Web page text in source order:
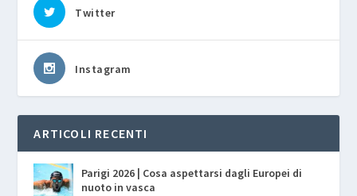
Twitter
Instagram
ARTICOLI RECENTI
Parigi 2026 | Cosa aspettarsi dagli Europei di
nuoto in vasca